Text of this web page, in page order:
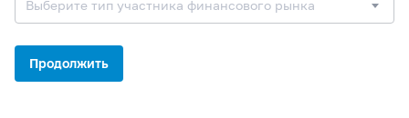
Выберите тип участника финансового рынка
Продолжить